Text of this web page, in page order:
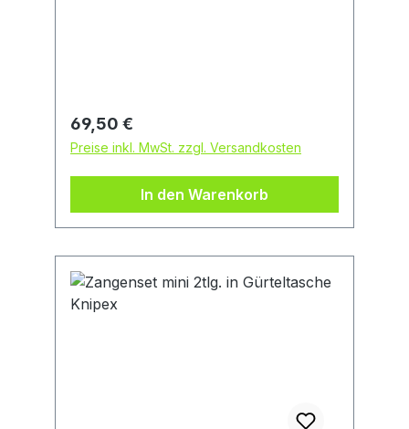
mm1 Spitz-Kombizange 145
mmHersteller: KNIPEX-Werk C.
Gustav Putsch KG, Oberkamper Str.
13, 42349 Wuppertal, DE,
+4920247940, info@knipex.de
Regulärer Preis:
69,50 €
Preise inkl. MwSt. zzgl. Versandkosten
In den Warenkorb